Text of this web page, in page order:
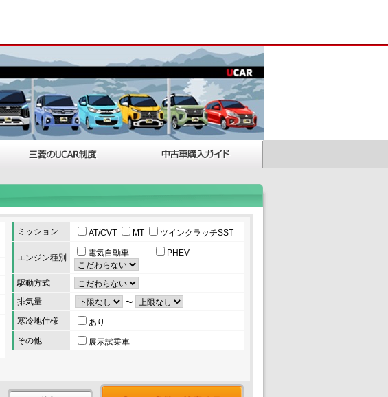
ミッション AT/CVT MT ツインクラッチSST
エンジン種別 電気自動車 PHEV
駆動方式
排気量
〜
寒冷地仕様
あり
その他
展示試乗車